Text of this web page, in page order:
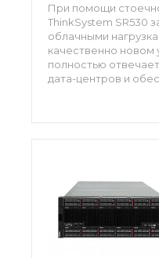
При помощи
ThinkSystem SR530
облачными
качественно новом
полностью
дата-центров и